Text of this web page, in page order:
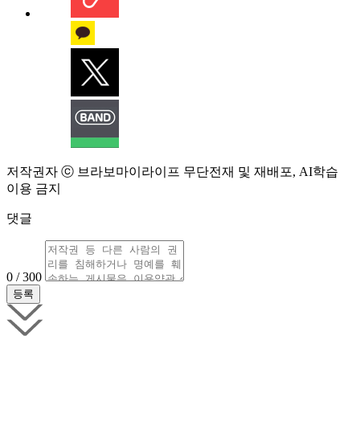
저작권자 ⓒ 브라보마이라이프 무단전재 및 재배포, AI학습
이용 금지
댓글
0 / 300